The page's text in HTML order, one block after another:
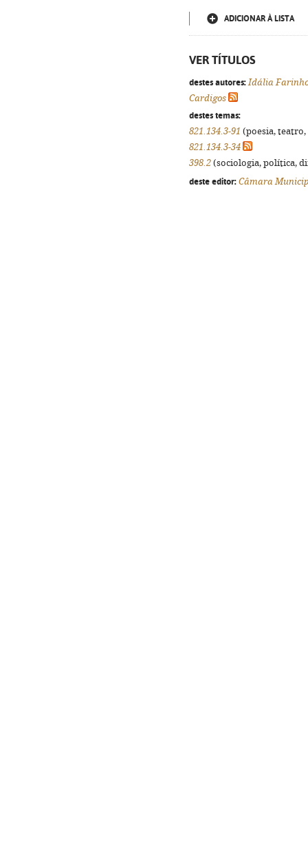
ADICIONAR À LISTA
VER TÍTULOS
destes autores: Idália
Cardigos
destes temas:
821.134.3-91 (poesia,
821.134.3-34
398.2 (sociologia, política,
deste editor: Câmara